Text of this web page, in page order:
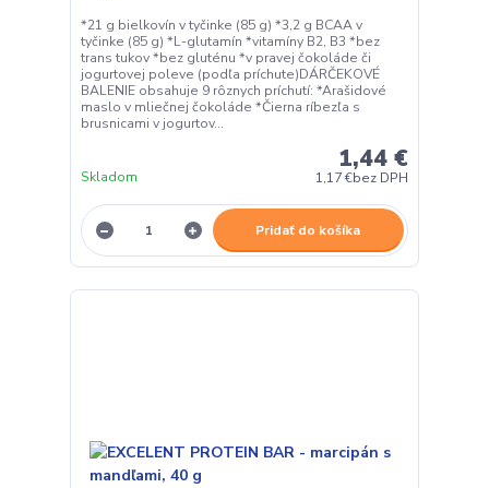
*21 g bielkovín v tyčinke (85 g) *3,2 g BCAA v
tyčinke (85 g) *L-glutamín *vitamíny B2, B3 *bez
trans tukov *bez gluténu *v pravej čokoláde či
jogurtovej poleve (podľa príchute)DÁRČEKOVÉ
BALENIE obsahuje 9 rôznych príchutí: *Arašidové
maslo v mliečnej čokoláde *Čierna ríbezľa s
brusnicami v jogurtov...
1,44 €
1,17 €bez DPH
Skladom
Pridať do košíka